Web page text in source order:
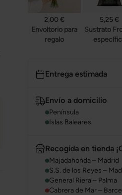
2,00 €
Envoltorio para
regalo
5,25 €
Sustrato
Entrega estimada
Envío a domicilio
Península
Islas Baleares
Recogida en tienda
Majadahonda – Madrid
S.S. de los Reyes –
General Riera – Palma
Cabrera de Mar –